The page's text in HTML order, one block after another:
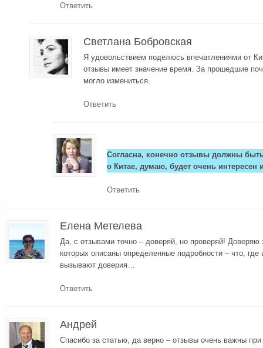
Ответить
Светлана Бобровская
Я удовольствием поделюсь впечатлениями от
отзывы имеет значение время. За прошедшие
могло измениться.
Ответить
Согласна, конечно отзывы должны
о Китае, думаю, будет очень интересен
Ответить
Елена Метелева
Да, с отзывами точно – доверяй, но проверяй!
которых описаны определенные подробности – что,
вызывают доверия…
Ответить
Андрей
Спасибо за статью, да верно – отзывы очень важны